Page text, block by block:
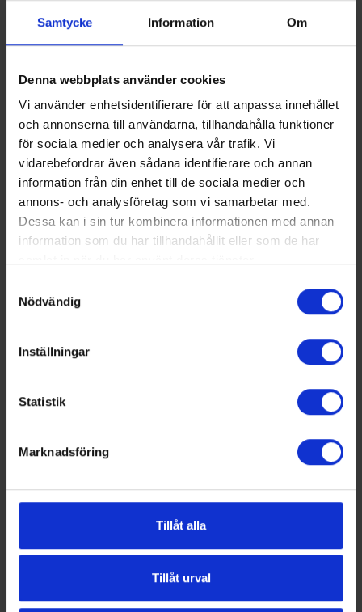
Samtycke Information Om
Denna webbplats använder cookies
Vi använder enhetsidentifierare för att anpassa innehållet
och annonserna till användarna, tillhandahålla funktioner
för sociala medier och analysera vår trafik. Vi
vidarebefordrar även sådana identifierare och annan
information från din enhet till de sociala medier och
annons- och analysföretag som vi samarbetar med.
Dessa kan i sin tur kombinera informationen med annan
information som du har tillhandahållit eller som de har
Nödvändig
Inställningar
Statistik
Marknadsföring
Tillåt alla
Tillåt urval